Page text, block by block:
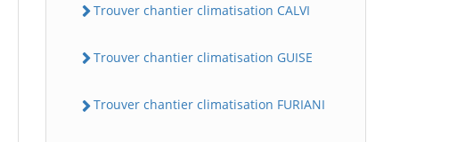
Trouver chantier climatisation CALVI
Trouver chantier climatisation GUISE
Trouver chantier climatisation FURIANI